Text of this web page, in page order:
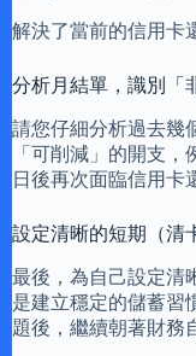
解決了當前的信用卡
分析月結單，識別「
請您仔細分析過去幾
「可削減」的開支
日後再次面臨信用卡
設定清晰的短期（清
最後，為自己設定清
是建立穩定的儲蓄習
題後，繼續朝著財務